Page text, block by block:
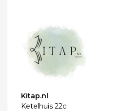
Kitap.nl
Ketelhuis 22c